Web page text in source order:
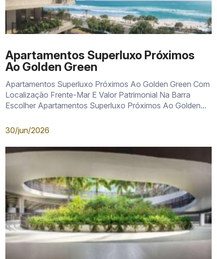
Apartamentos Superluxo Próximos
Ao Golden Green
Apartamentos Superluxo Próximos Ao Golden Green Com
Localização Frente-Mar E Valor Patrimonial Na Barra
Escolher Apartamentos Superluxo Próximos Ao Golden...
30/jun/2026